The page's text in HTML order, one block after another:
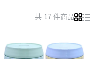
共 17 件商品